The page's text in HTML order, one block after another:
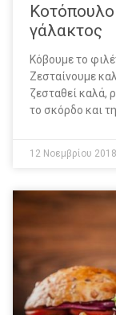
γάλακτος
Κόβουμε το
Ζεσταίνουμε
ζεσταθεί καλά,
το σκόρδο και
12 Νοεμβρίου 2018